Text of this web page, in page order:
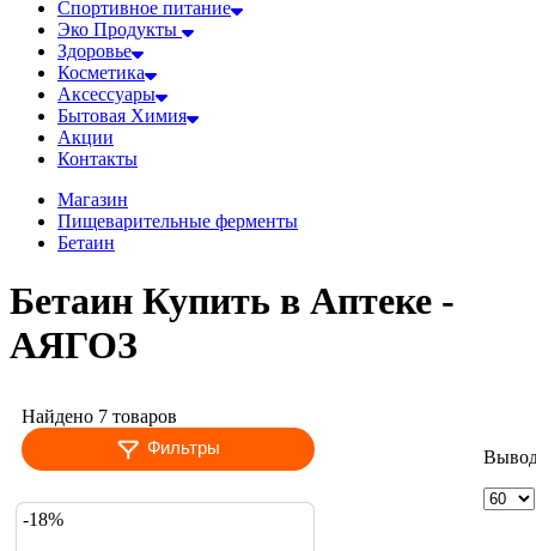
Спортивное питание
Эко Продукты
Здоровье
Косметика
Аксессуары
Бытовая Химия
Акции
Контакты
Магазин
Пищеварительные ферменты
Бетаин
Бетаин Купить в Аптеке -
АЯГОЗ
Найдено 7 товаров
Фильтры
-18%